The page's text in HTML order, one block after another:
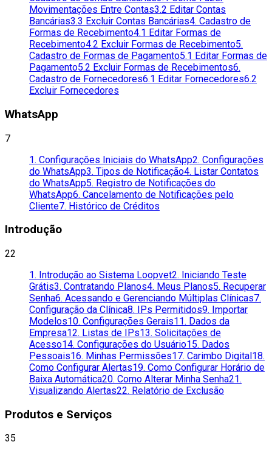
Movimentações Entre Contas3.2 Editar Contas
Bancárias3.3 Excluir Contas Bancárias4. Cadastro de
Formas de Recebimento4.1 Editar Formas de
Recebimento4.2 Excluir Formas de Recebimento5.
Cadastro de Formas de Pagamento5.1 Editar Formas de
Pagamento5.2 Excluir Formas de Recebimentos6.
Cadastro de Fornecedores6.1 Editar Fornecedores6.2
Excluir Fornecedores
WhatsApp
7
1. Configurações Iniciais do WhatsApp2. Configurações
do WhatsApp3. Tipos de Notificação4. Listar Contatos
do WhatsApp5. Registro de Notificações do
WhatsApp6. Cancelamento de Notificações pelo
Cliente7. Histórico de Créditos
Introdução
22
1. Introdução ao Sistema Loopvet2. Iniciando Teste
Grátis3. Contratando Planos4. Meus Planos5. Recuperar
Senha6. Acessando e Gerenciando Múltiplas Clínicas7.
Configuração da Clínica8. IPs Permitidos9. Importar
Modelos10. Configurações Gerais11. Dados da
Empresa12. Listas de IPs13. Solicitações de
Acesso14. Configurações do Usuário15. Dados
Pessoais16. Minhas Permissões17. Carimbo Digital18.
Como Configurar Alertas19. Como Configurar Horário de
Baixa Automática20. Como Alterar Minha Senha21.
Visualizando Alertas22. Relatório de Exclusão
Produtos e Serviços
35